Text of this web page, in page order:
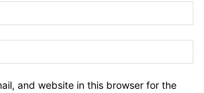
and website in this browser for the